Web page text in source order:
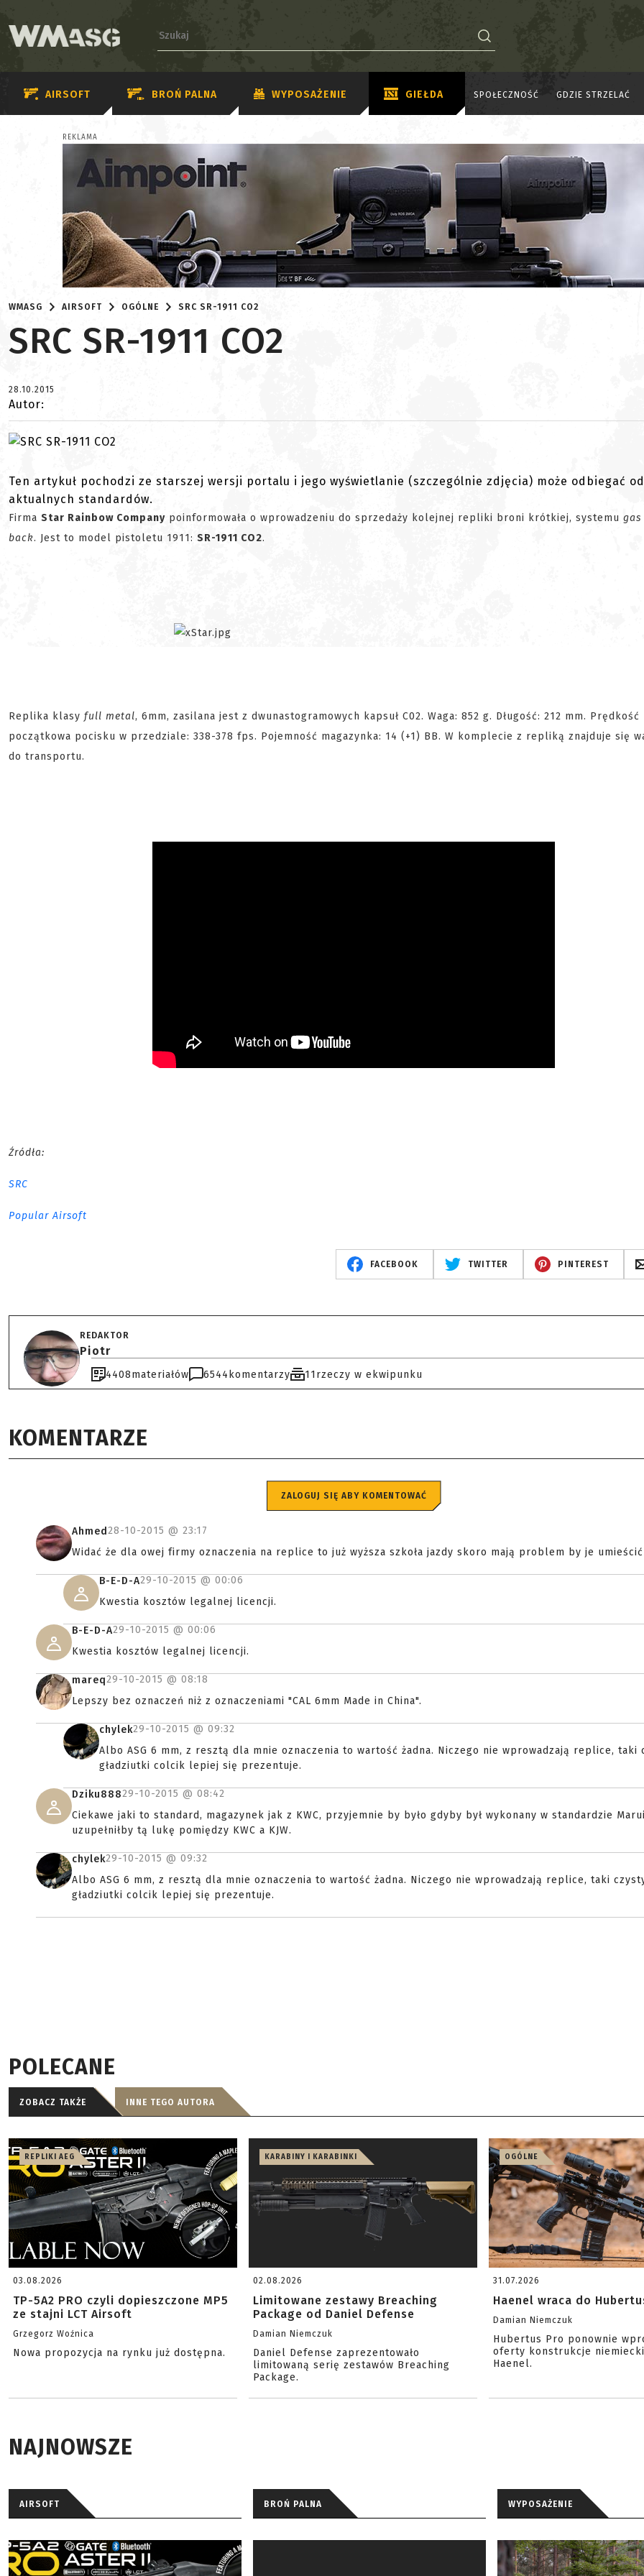
AIRSOFT BROŃ PALNA WYPOSAŻENIE GIEŁDA SPOŁECZNOŚĆ GDZIE STRZELAĆ
REKLAMA
WMASG AIRSOFT OGÓLNE SRC SR-1911 CO2
SRC SR-1911 CO2
28.10.2015
Autor:
Ten artykuł pochodzi ze starszej wersji portalu i jego wyświetlanie (szczególnie zdjęcia) może odbiegać od
aktualnych standardów.
Firma Star Rainbow Company poinformowała o wprowadzeniu do sprzedaży kolejnej repliki broni krótkiej, systemu
back. Jest to model pistoletu 1911: SR-1911 CO2.
Replika klasy full metal, 6mm, zasilana jest z dwunastogramowych kapsuł C02. Waga: 852 g. Długość: 212 mm. Prędkość
początkowa pocisku w przedziale: 338-378 fps. Pojemność magazynka: 14 (+1) BB. W komplecie z repliką znajduje się
do transportu.
Źródła:
SRC
Popular Airsoft
FACEBOOK TWITTER PINTEREST
REDAKTOR
Piotr
4408materiałów 6544 komentarzy 11rzeczy w ekwipunku
KOMENTARZE
ZALOGUJ SIĘ ABY KOMENTOWAĆ
Ahmed28-10-2015 @ 23:17
Widać że dla owej firmy oznaczenia na replice to już wyższa szkoła jazdy skoro mają problem by je umieścić
B-E-D-A29-10-2015 @ 00:06
Kwestia kosztów legalnej licencji.
B-E-D-A29-10-2015 @ 00:06
Kwestia kosztów legalnej licencji.
mareq29-10-2015 @ 08:18
Lepszy bez oznaczeń niż z oznaczeniami "CAL 6mm Made in China".
chylek29-10-2015 @ 09:32
Albo ASG 6 mm, z resztą dla mnie oznaczenia to wartość żadna. Niczego nie wprowadzają replice, taki
gładziutki colcik lepiej się prezentuje.
Dziku88829-10-2015 @ 08:42
Ciekawe jaki to standard, magazynek jak z KWC, przyjemnie by było gdyby był wykonany w standardzie
uzupełniłby tą lukę pomiędzy KWC a KJW.
chylek29-10-2015 @ 09:32
Albo ASG 6 mm, z resztą dla mnie oznaczenia to wartość żadna. Niczego nie wprowadzają replice, taki
gładziutki colcik lepiej się prezentuje.
POLECANE
ZOBACZ TAKŻE INNE TEGO AUTORA
REPLIKI AEG
03.08.2026
TP-5A2 PRO czyli dopieszczone MP5
ze stajni LCT Airsoft
Grzegorz Woźnica
Nowa propozycja na rynku już dostępna.
KARABINY I KARABINKI
02.08.2026
Limitowane zestawy Breaching
Package od Daniel Defense
Damian Niemczuk
Daniel Defense zaprezentowało
limitowaną serię zestawów Breaching
Package.
OGÓLNE
31.07.2026
Haenel wraca do
Damian Niemczuk
Hubertus Pro ponownie
oferty konstrukcje
Haenel.
NAJNOWSZE
AIRSOFT BROŃ PALNA WYPOSAŻENIE